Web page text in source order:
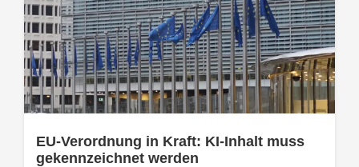
EU-Verordnung in Kraft: KI-Inhalt muss
gekennzeichnet werden